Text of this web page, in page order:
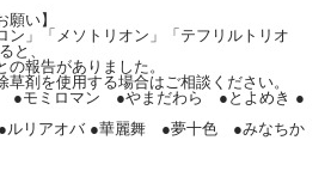
い】
ン」「メソトリオン」「テフリルトリオ
と、
報告がありました。
剤を使用する場合はご相談ください。
●モミロマン ●やまだわら ●とよめき ●
ルリアオバ ●華麗舞 ●夢十色 ●みなちか